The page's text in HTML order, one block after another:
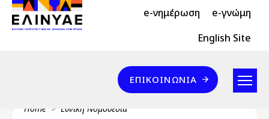
Skip to main content
Header Top 2 e-νημέρωση e-γνώμη
Header Top English Site
Επικοινωνία
ΕΠΙΚΟΙΝΩΝΊΑ
Breadcrumb
Home Εθνική Νομοθεσία